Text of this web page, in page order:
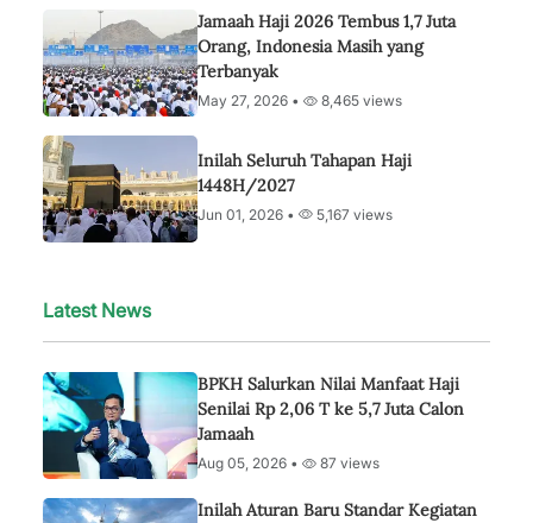
Jamaah Haji 2026 Tembus 1,7 Juta
Orang, Indonesia Masih yang
Terbanyak
May 27, 2026 • 8,465 views
Inilah Seluruh Tahapan Haji
1448H/2027
Jun 01, 2026 • 5,167 views
Latest News
BPKH Salurkan Nilai Manfaat Haji
Senilai Rp 2,06 T ke 5,7 Juta Calon
Jamaah
Aug 05, 2026 • 87 views
Inilah Aturan Baru Standar Kegiatan